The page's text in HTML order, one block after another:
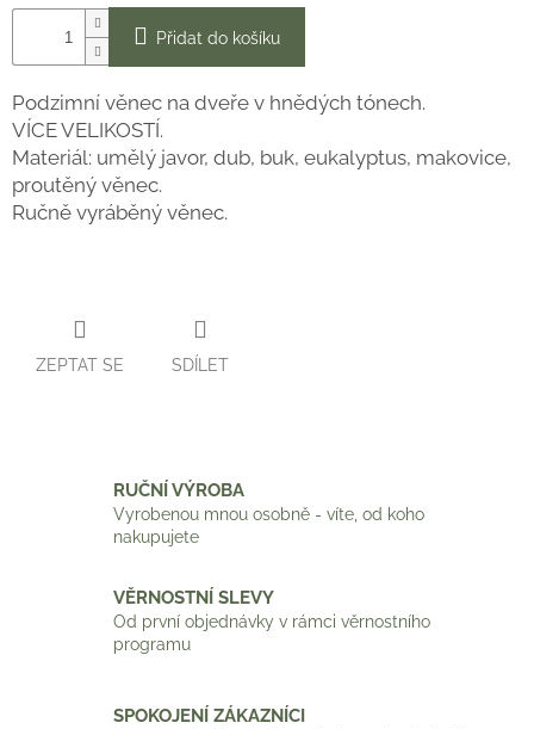
Přidat do košíku
Podzimní věnec na dveře v hnědých tónech.
VÍCE VELIKOSTÍ.
Materiál: umělý javor, dub, buk, eukalyptus, makovice,
proutěný věnec.
Ručně vyráběný věnec.
ZEPTAT SE SDÍLET
RUČNÍ VÝROBA
Vyrobenou mnou osobně - víte, od koho
nakupujete
VĚRNOSTNÍ SLEVY
Od první objednávky v rámci věrnostního
programu
SPOKOJENÍ ZÁKAZNÍCI